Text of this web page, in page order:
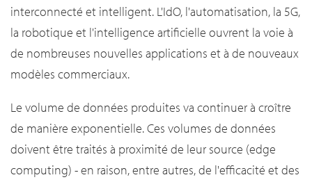
interconnecté et intelligent. L'IdO, l'automatisation, la 5G,
la robotique et l'intelligence artificielle ouvrent la voie à
de nombreuses nouvelles applications et à de nouveaux
modèles commerciaux.
Le volume de données produites va continuer à croître
de manière exponentielle. Ces volumes de données
doivent être traités à proximité de leur source (edge
computing) - en raison, entre autres, de l'efficacité et des